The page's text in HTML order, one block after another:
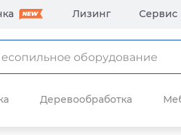
Лизинг Сервис
Деревообработка